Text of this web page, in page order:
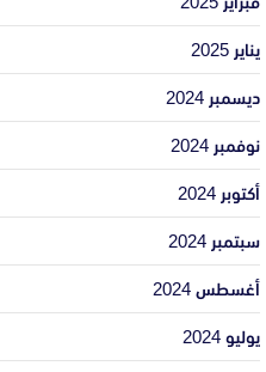
يناير 2025
ديسمبر 2024
نوفمبر 2024
أكتوبر 2024
سبتمبر 2024
أغسطس 2024
يوليو 2024